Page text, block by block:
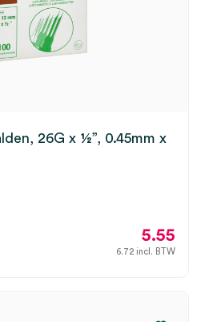
26G x ½”, 0.45mm x
5.55
6.72 incl. BTW